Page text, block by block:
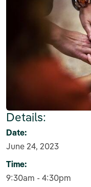
Details:
Date:
June 24, 2023
Time:
9:30am - 4:30pm